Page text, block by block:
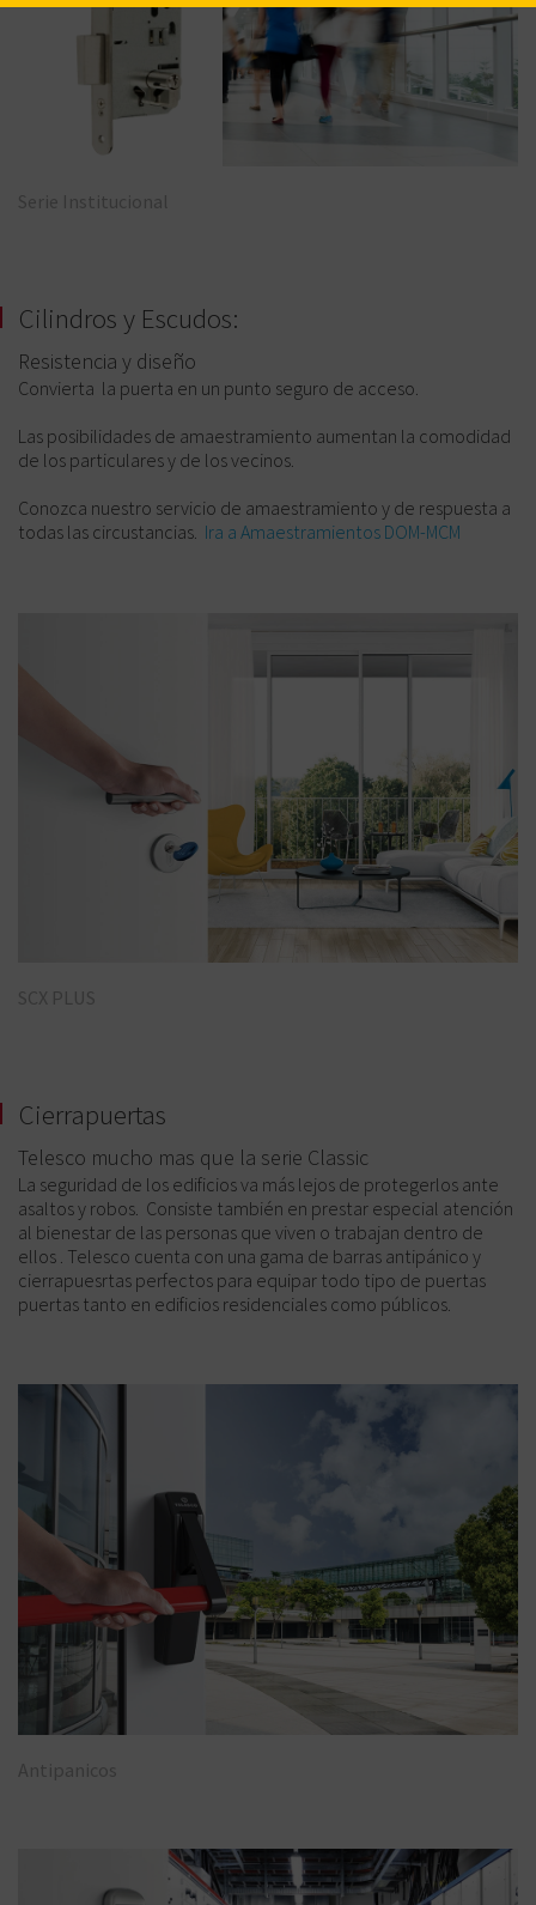
Serie Institucional
Cilindros y Escudos:
Resistencia y diseño
Convierta la puerta en un punto seguro de acceso.
Las posibilidades de amaestramiento aumentan la comodidad
de los particulares y de los vecinos.
Conozca nuestro servicio de amaestramiento y de respuesta a
todas las circustancias. Ira a Amaestramientos DOM-MCM
SCX PLUS
Cierrapuertas
Telesco mucho mas que la serie Classic
La seguridad de los edificios va más lejos de protegerlos ante
asaltos y robos. Consiste también en prestar especial atención
al bienestar de las personas que viven o trabajan dentro de
ellos . Telesco cuenta con una gama de barras antipánico y
cierrapuesrtas perfectos para equipar todo tipo de puertas
puertas tanto en edificios residenciales como públicos.
Antipanicos